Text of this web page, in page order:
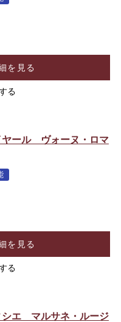
を見る
る
ヤール ヴォーヌ・ロマ
を見る
る
シエ マルサネ・ルージ